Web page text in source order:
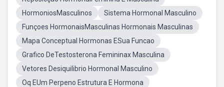
HormoniosMasculinos
Sistema Hormonal Masculino
Funçoes HormonaisMasculinas Hormonais Masculinas
Mapa Conceptual Hormonas ESua Funcao
Grafico DeTestosterona Femininax Masculina
Vetores Desiquilibrio Hormonal Masculino
Oq EUm Perpeno Estrutura E Hormona